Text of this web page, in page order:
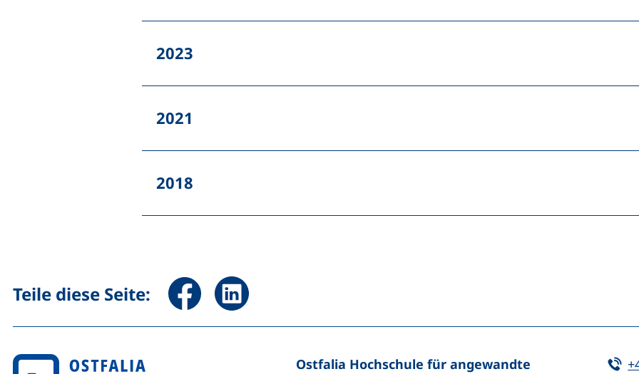
2023
2021
2018
Teile diese Seite: Seite über Facebook teilen (externer Link, öffnet neues Fenster)
Seite über LinkedIn teilen (externer Link, öffnet neues Fenster)
Ostfalia Hochschule für angewandte